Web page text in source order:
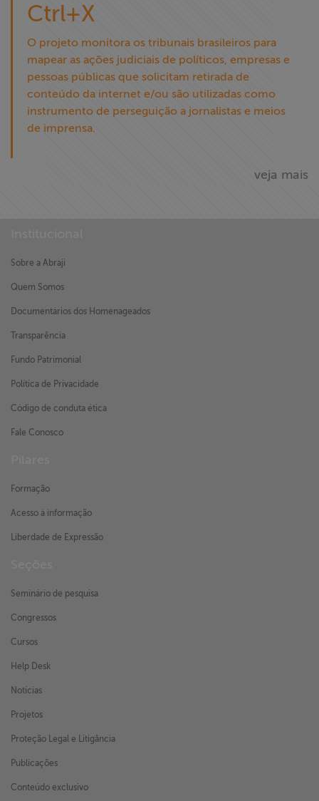
Ctrl+X
O projeto monitora os tribunais brasileiros para
mapear as ações judiciais de políticos, empresas e
pessoas públicas que solicitam retirada de
conteúdo da internet e/ou são utilizadas como
instrumento de perseguição a jornalistas e meios
de imprensa.
veja mais
Sobre a Abraji
Quem Somos
Documentários dos Homenageados
Transparência
Fundo Patrimonial
Política de Privacidade
Código de conduta ética
Fale Conosco
Formação
Acesso à informação
Liberdade de Expressão
Seminário de pesquisa
Congressos
Cursos
Help Desk
Notícias
Projetos
Proteção Legal e Litigância
Publicações
Conteúdo exclusivo